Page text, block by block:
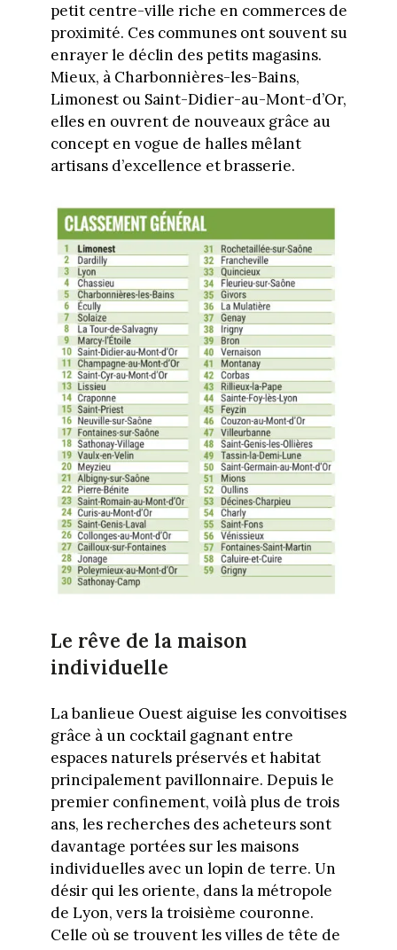
petit centre-ville riche en commerces de
proximité. Ces communes ont souvent su
enrayer le déclin des petits magasins.
Mieux, à Charbonnières-les-Bains,
Limonest ou Saint-Didier-au-Mont-d’Or,
elles en ouvrent de nouveaux grâce au
concept en vogue de halles mêlant
artisans d’excellence et brasserie.
Le rêve de la maison
individuelle
La banlieue Ouest aiguise les convoitises
grâce à un cocktail gagnant entre
espaces naturels préservés et habitat
principalement pavillonnaire. Depuis le
premier confinement, voilà plus de trois
ans, les recherches des acheteurs sont
davantage portées sur les maisons
individuelles avec un lopin de terre. Un
désir qui les oriente, dans la métropole
de Lyon, vers la troisième couronne.
Celle où se trouvent les villes de tête de